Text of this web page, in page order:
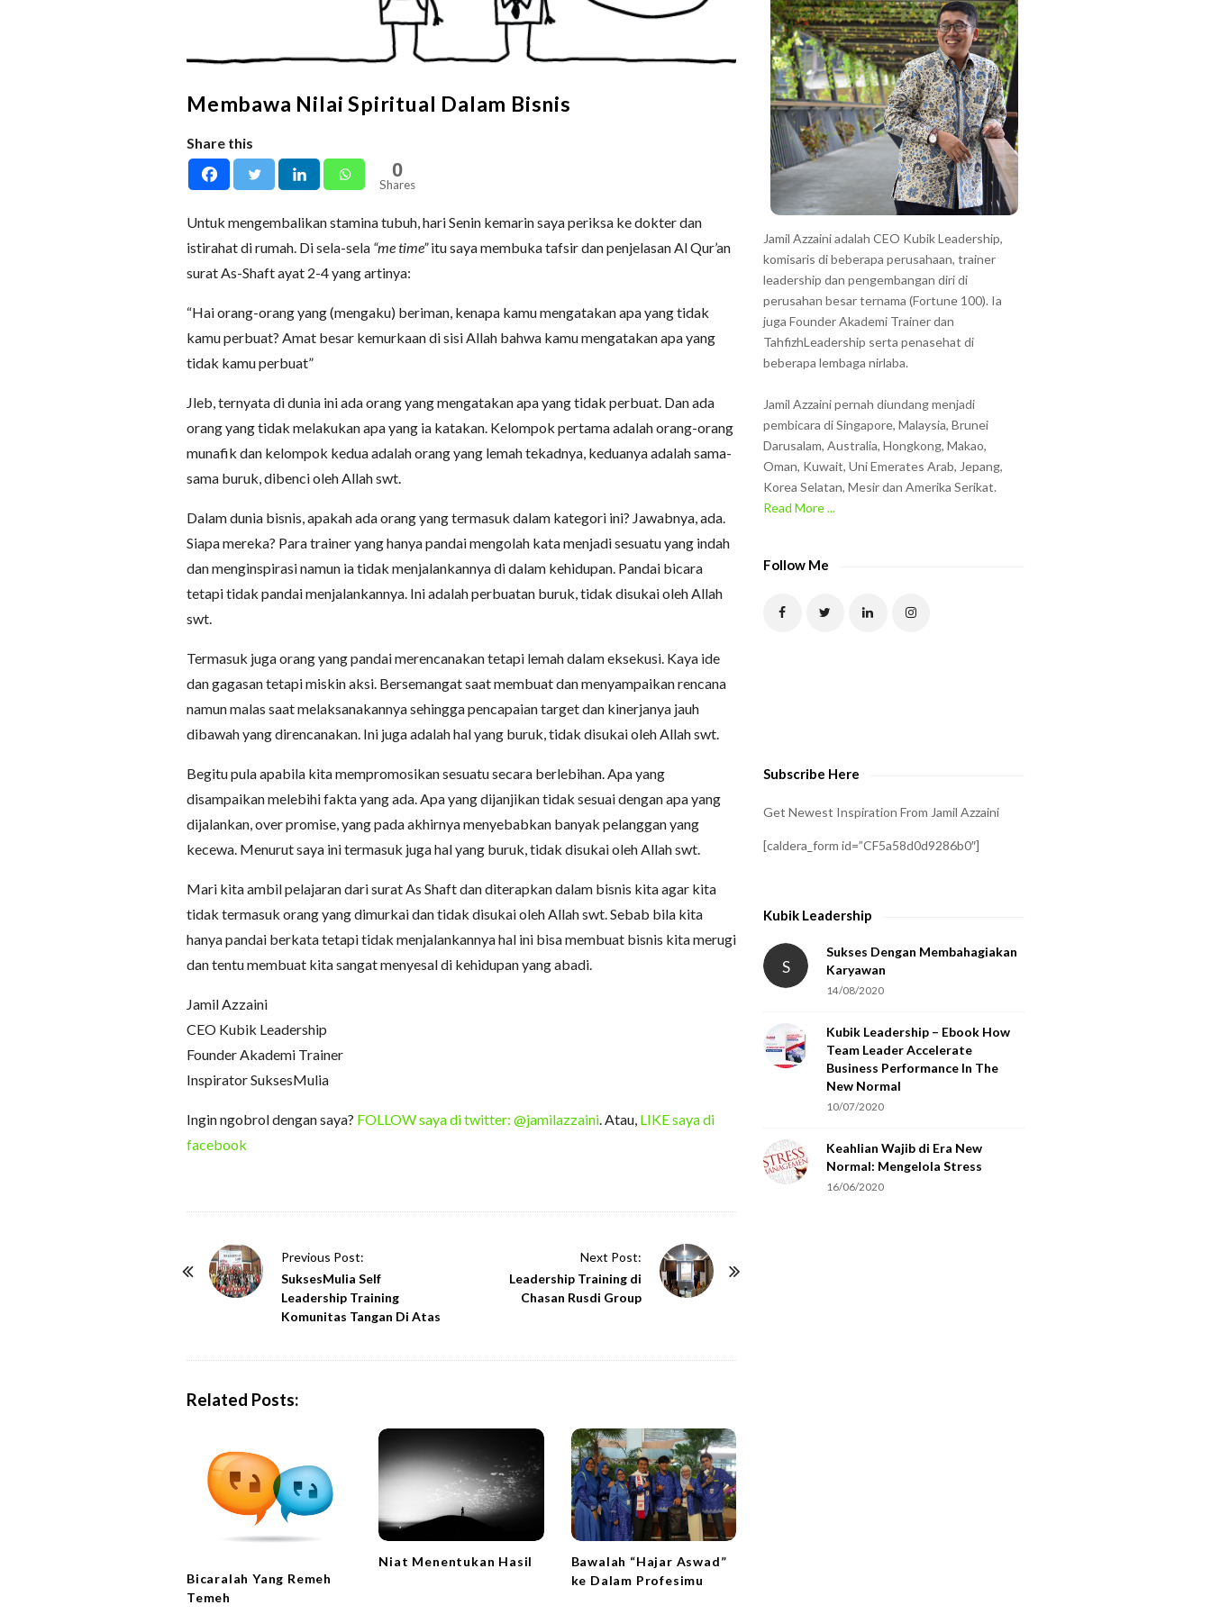
Membawa Nilai Spiritual Dalam Bisnis
Share this
0
Shares
Untuk mengembalikan stamina tubuh, hari Senin kemarin saya periksa ke dokter dan
istirahat di rumah. Di sela-sela “me time”itu saya membuka tafsir dan penjelasan Al Qur’an
surat As-Shaft ayat 2-4 yang artinya:
“Hai orang-orang yang (mengaku) beriman, kenapa kamu mengatakan apa yang tidak
kamu perbuat? Amat besar kemurkaan di sisi Allah bahwa kamu mengatakan apa yang
tidak kamu perbuat”
Jleb, ternyata di dunia ini ada orang yang mengatakan apa yang tidak perbuat. Dan ada
orang yang tidak melakukan apa yang ia katakan. Kelompok pertama adalah orang-orang
munafik dan kelompok kedua adalah orang yang lemah tekadnya, keduanya adalah sama-
sama buruk, dibenci oleh Allah swt.
Dalam dunia bisnis, apakah ada orang yang termasuk dalam kategori ini? Jawabnya, ada.
Siapa mereka? Para trainer yang hanya pandai mengolah kata menjadi sesuatu yang indah
dan menginspirasi namun ia tidak menjalankannya di dalam kehidupan. Pandai bicara
tetapi tidak pandai menjalankannya. Ini adalah perbuatan buruk, tidak disukai oleh Allah
swt.
Termasuk juga orang yang pandai merencanakan tetapi lemah dalam eksekusi. Kaya ide
dan gagasan tetapi miskin aksi. Bersemangat saat membuat dan menyampaikan rencana
namun malas saat melaksanakannya sehingga pencapaian target dan kinerjanya jauh
dibawah yang direncanakan. Ini juga adalah hal yang buruk, tidak disukai oleh Allah swt.
Begitu pula apabila kita mempromosikan sesuatu secara berlebihan. Apa yang
disampaikan melebihi fakta yang ada. Apa yang dijanjikan tidak sesuai dengan apa yang
dijalankan, over promise, yang pada akhirnya menyebabkan banyak pelanggan yang
kecewa. Menurut saya ini termasuk juga hal yang buruk, tidak disukai oleh Allah swt.
Mari kita ambil pelajaran dari surat As Shaft dan diterapkan dalam bisnis kita agar kita
tidak termasuk orang yang dimurkai dan tidak disukai oleh Allah swt. Sebab bila kita
hanya pandai berkata tetapi tidak menjalankannya hal ini bisa membuat bisnis kita merugi
dan tentu membuat kita sangat menyesal di kehidupan yang abadi.
Jamil Azzaini
CEO Kubik Leadership
Founder Akademi Trainer
Inspirator SuksesMulia
Ingin ngobrol dengan saya? FOLLOW saya di twitter: @jamilazzaini . Atau, LIKE saya di
facebook
Previous Post:
SuksesMulia Self
Leadership Training
Komunitas Tangan Di Atas
Next Post:
Leadership Training di
Chasan Rusdi Group
Related Posts:
Bicaralah Yang Remeh
Temeh
Niat Menentukan Hasil
Bawalah “Hajar Aswad”
ke Dalam Profesimu
Jamil Azzaini adalah CEO Kubik Leadership,
komisaris di beberapa perusahaan, trainer
leadership dan pengembangan diri di
perusahan besar ternama (Fortune 100). Ia
juga Founder Akademi Trainer dan
TahfizhLeadership serta penasehat di
beberapa lembaga nirlaba.
Jamil Azzaini pernah diundang menjadi
pembicara di Singapore, Malaysia, Brunei
Darusalam, Australia, Hongkong, Makao,
Oman, Kuwait, Uni Emerates Arab, Jepang,
Korea Selatan, Mesir dan Amerika Serikat.
Read More ...
Follow Me
Subscribe Here
Get Newest Inspiration From Jamil Azzaini
[caldera_form id=”CF5a58d0d9286b0″]
Kubik Leadership
S
Sukses Dengan Membahagiakan
Karyawan
14/08/2020
Kubik Leadership – Ebook How
Team Leader Accelerate
Business Performance In The
New Normal
10/07/2020
Keahlian Wajib di Era New
Normal: Mengelola Stress
16/06/2020